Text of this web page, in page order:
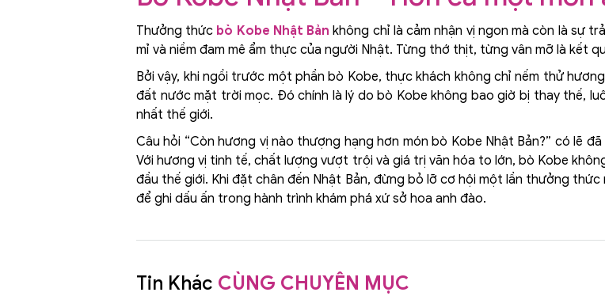
Thưởng thức bò Kobe Nhật Bản không chỉ là cảm nhận vị ngon mà còn là sự
mỉ và niềm đam mê ẩm thực của người Nhật. Từng thớ thịt, từng vân mỡ là kết
Bởi vậy, khi ngồi trước một phần bò Kobe, thực khách không chỉ nếm thử
đất nước mặt trời mọc. Đó chính là lý do bò Kobe không bao giờ bị thay thế,
nhất thế giới.
Câu hỏi “Còn hương vị nào thượng hạng hơn món bò Kobe Nhật Bản?” có lẽ
Với hương vị tinh tế, chất lượng vượt trội và giá trị văn hóa to lớn, bò Kobe
đầu thế giới. Khi đặt chân đến Nhật Bản, đừng bỏ lỡ cơ hội một lần thưởng
để ghi dấu ấn trong hành trình khám phá xứ sở hoa anh đào.
Tin Khác CÙNG CHUYÊN MỤC